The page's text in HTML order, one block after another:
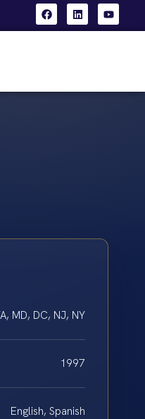
MD, DC, NJ, NY
1997
English, Spanish